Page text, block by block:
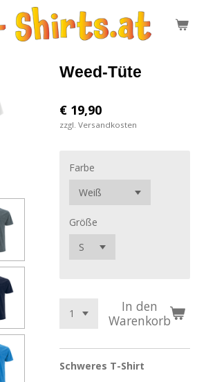
Weed-Tüte
€ 19,90
zzgl. Versandkosten
Farbe
Größe
In den
Warenkorb
Schweres T-Shirt